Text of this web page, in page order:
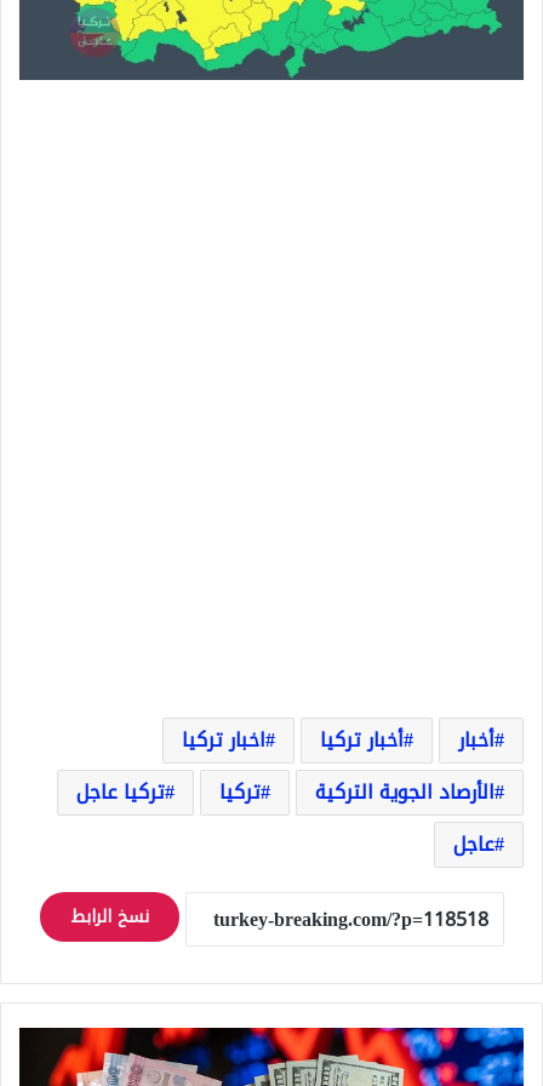
أخبار أخبار تركيا
اخبار تركيا
الأرصاد الجوية التركية
تركيا
تركيا عاجل
عاجل
نسخ الرابط
سعر
الدولار